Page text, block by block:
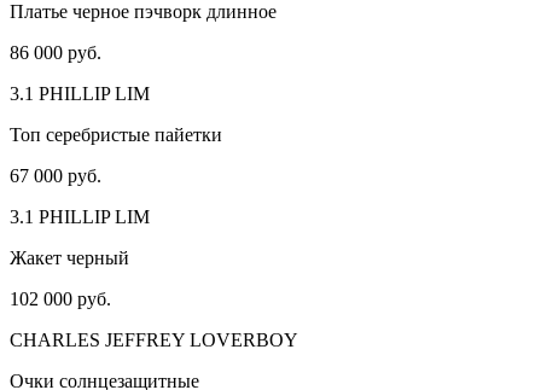
Платье черное пэчворк длинное
86 000 руб.
3.1 PHILLIP LIM
Топ серебристые пайетки
67 000 руб.
3.1 PHILLIP LIM
Жакет черный
102 000 руб.
CHARLES JEFFREY LOVERBOY
Очки солнцезащитные